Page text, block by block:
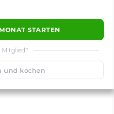
STARTEN
Mitglied?
und kochen
Speichern